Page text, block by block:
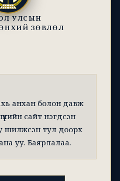
УЛСЫН
ЗӨВЛӨЛ
анхан болон давж
сайт нэгдсэн
шилжсэн тул доорх
уу. Баярлалаа.